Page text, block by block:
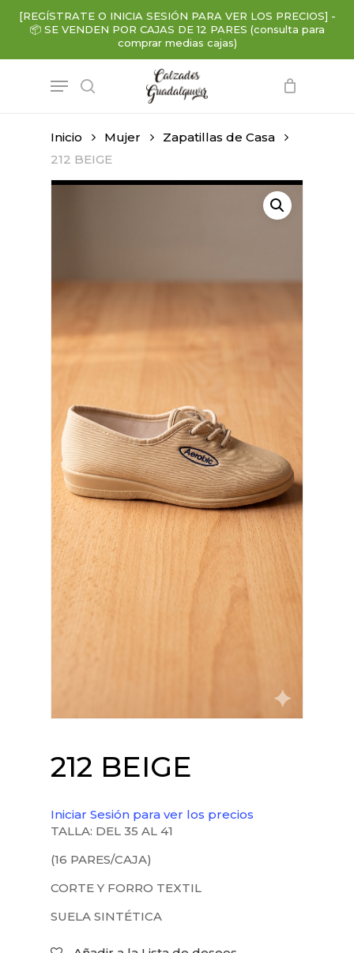
content
[REGÍSTRATE O INICIA SESIÓN PARA VER LOS PRECIOS] -
📦 SE VENDEN POR CAJAS DE 12 PARES (consulta para
comprar medias cajas)
search
Menu
Inicio Mujer
Zapatillas de Casa
212 BEIGE
212 BEIGE
Iniciar Sesión para ver los precios
TALLA: DEL 35 AL 41
(16 PARES/CAJA)
CORTE Y FORRO TEXTIL
SUELA SINTÉTICA